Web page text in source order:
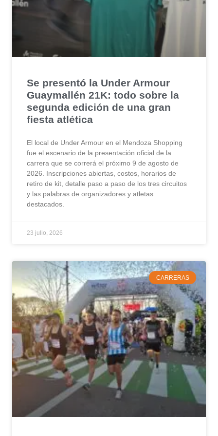
Se presentó la Under Armour
Guaymallén 21K: todo sobre la
segunda edición de una gran
fiesta atlética
El local de Under Armour en el Mendoza Shopping
fue el escenario de la presentación oficial de la
carrera que se correrá el próximo 9 de agosto de
2026. Inscripciones abiertas, costos, horarios de
retiro de kit, detalle paso a paso de los tres circuitos
y las palabras de organizadores y atletas
destacados.
23 julio, 2026
CARRERAS